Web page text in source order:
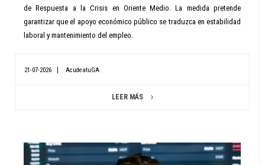
de Respuesta a la Crisis en Oriente Medio. La medida pretende
garantizar que el apoyo económico público se traduzca en estabilidad
laboral y mantenimiento del empleo.
21-07-2026 AcudeatuGA
LEER MÁS